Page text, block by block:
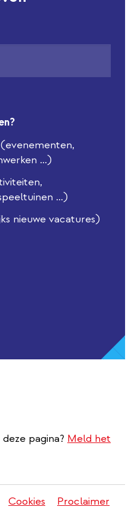
...)
...)
nieuwe vacatures)
pagina? Meld het
Cookies
Proclaimer